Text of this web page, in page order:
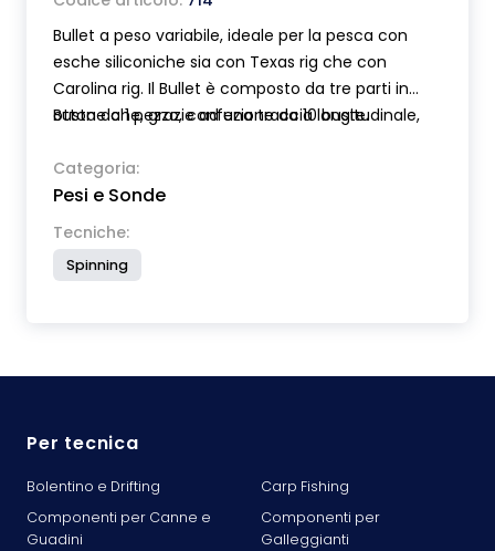
Bullet a peso variabile, ideale per la pesca con
esche siliconiche sia con Texas rig che con
Carolina rig. Il Bullet è composto da tre parti in
ottone che, grazie ad una traccia longitudinale,
tagliarlo. Disponibile in tre diverse misure per una
variabilità di peso da 1 a 26 grammi.
Busta da 1 pezzo, confezione da 10 buste.
Categoria:
Pesi e Sonde
Tecniche:
Spinning
Per tecnica
Bolentino e Drifting
Carp Fishing
Componenti per Canne e
Guadini
Componenti per
Galleggianti